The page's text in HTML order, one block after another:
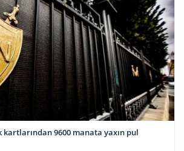
kartlarından 9600 manata yaxın pul